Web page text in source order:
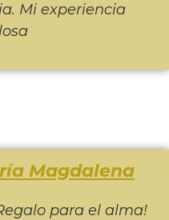
Mi experiencia
Magdalena
para el alma!